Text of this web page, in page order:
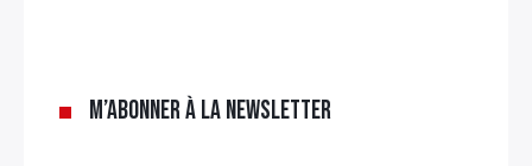
M’abonner à la newsletter
Rechercher